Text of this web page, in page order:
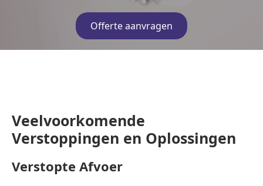
Offerte aanvragen
Veelvoorkomende
Verstoppingen en Oplossingen
Verstopte Afvoer